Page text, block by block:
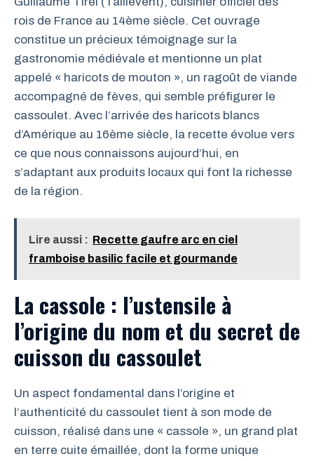
rois de France au 14ème siècle. Cet ouvrage
constitue un précieux témoignage sur la
gastronomie médiévale et mentionne un plat
appelé « haricots de mouton », un ragoût de viande
accompagné de fèves, qui semble préfigurer le
cassoulet. Avec l’arrivée des haricots blancs
d’Amérique au 16ème siècle, la recette évolue vers
ce que nous connaissons aujourd’hui, en
s’adaptant aux produits locaux qui font la richesse
de la région.
Lire aussi : Recette gaufre arc en ciel
framboise basilic facile et gourmande
La cassole : l’ustensile à
l’origine du nom et du secret de
cuisson du cassoulet
Un aspect fondamental dans l’origine et
l’authenticité du cassoulet tient à son mode de
cuisson, réalisé dans une « cassole », un grand plat
en terre cuite émaillée, dont la forme unique